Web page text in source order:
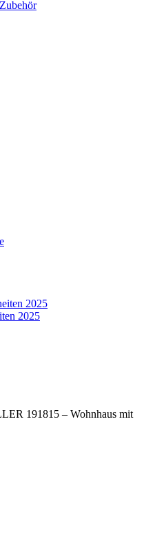
2025
2025
191815 – Wohnhaus mit